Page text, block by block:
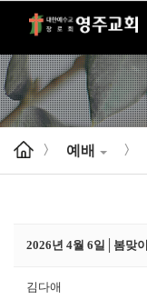
> 예배 >
2026년 4월 6일│봄맞
김다애